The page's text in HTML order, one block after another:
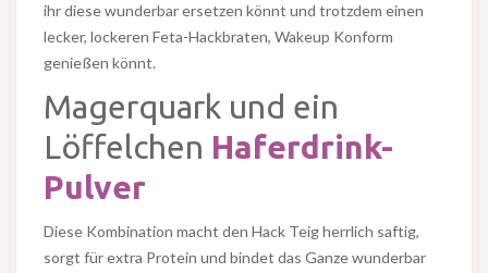
ihr diese wunderbar ersetzen könnt und trotzdem einen
lecker, lockeren Feta-Hackbraten, Wakeup Konform
genießen könnt.
Magerquark und ein
Löffelchen Haferdrink-
Pulver
Diese Kombination macht den Hack Teig herrlich saftig,
sorgt für extra Protein und bindet das Ganze wunderbar